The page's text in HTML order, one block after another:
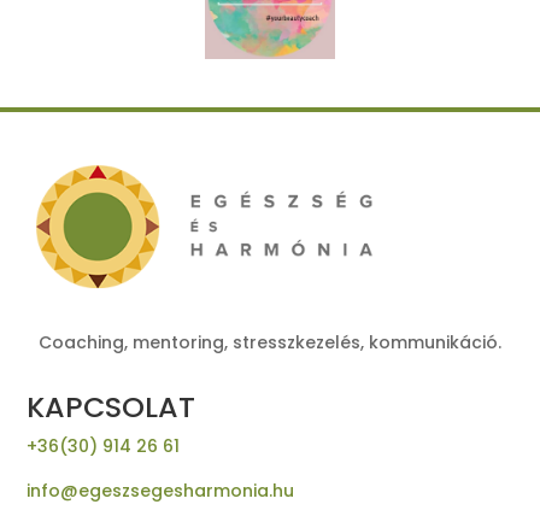
Coaching, mentoring, stresszkezelés, kommunikáció.
KAPCSOLAT
+36(30) 914 26 61
info@egeszsegesharmonia.hu